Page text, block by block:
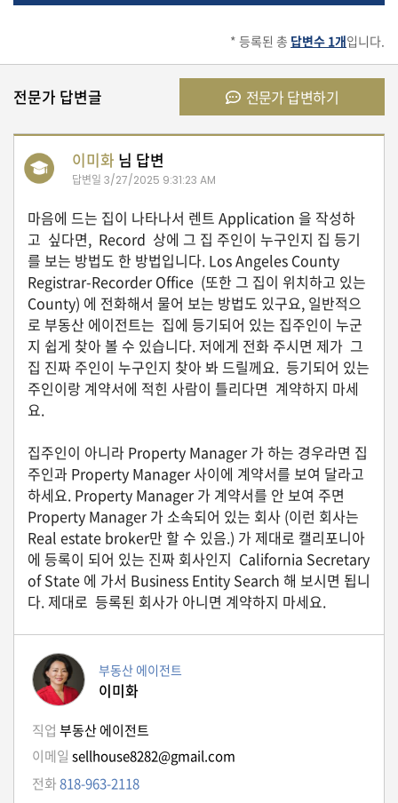
교
* 등록된 총 답변수 1개입니다.
전문가 답변글 전문가 답변하기
이미화 님 답변
답변일 3/27/2025 9:31:23 AM
마음에 드는 집이 나타나서 렌트 Application 을 작성하
고 싶다면, Record 상에 그 집 주인이 누구인지 집 등기
를 보는 방법도 한 방법입니다. Los Angeles County
Registrar-Recorder Office (또한 그 집이 위치하고 있는
County) 에 전화해서 물어 보는 방법도 있구요, 일반적으
로 부동산 에이전트는 집에 등기되어 있는 집주인이 누군
지 쉽게 찾아 볼 수 있습니다. 저에게 전화 주시면 제가 그
집 진짜 주인이 누구인지 찾아 봐 드릴께요. 등기되어 있는
주인이랑 계약서에 적힌 사람이 틀리다면 계약하지 마세
요.
집주인이 아니라 Property Manager 가 하는 경우라면 집
주인과 Property Manager 사이에 계약서를 보여 달라고
하세요. Property Manager 가 계약서를 안 보여 주면
Property Manager 가 소속되어 있는 회사 (이런 회사는
Real estate broker만 할 수 있음.) 가 제대로 캘리포니아
에 등록이 되어 있는 진짜 회사인지 California Secretary
of State 에 가서 Business Entity Search 해 보시면 됩니
다. 제대로 등록된 회사가 아니면 계약하지 마세요.
부동산 에이전트
이미화
직업 부동산 에이전트
이메일 sellhouse8282@gmail.com
전화818-963-2118